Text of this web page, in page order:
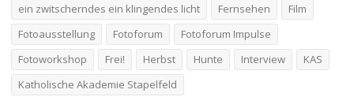
ein zwitscherndes ein klingendes licht
Fernsehen
Film
Fotoausstellung
Fotoforum
Fotoforum Impulse
Fotoworkshop
Frei! Herbst Hunte Interview
KAS
Katholische Akademie Stapelfeld